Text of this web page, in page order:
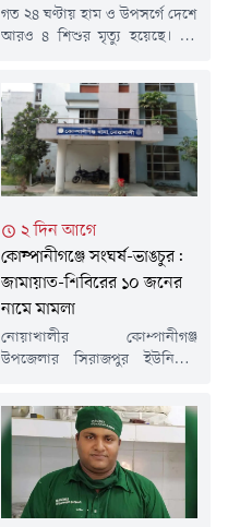
গত ২৪ ঘণ্টায় হাম ও উপসর্গে দেশে
আরও ৪ শিশুর মৃত্যু হয়েছে। এই
ঢাকায়।এ নিয়ে গত ১৫ মার্চ থেকে
এখন পর্যন্ত সারা দেশে হামের
উপসর্গ নিয়ে ৭৬৯ শিশুর মৃত্যু
হয়েছে। আর নিশ্চিত হামে মারা
গেছে ৯৮ জন শিশু।শনিবার (৮
আগস্ট) দুপুরের পর স্বাস্থ্য
হালনাগাদ...
২ দিন আগে
কোম্পানীগঞ্জে সংঘর্ষ-ভাঙচুর:
জামায়াত-শিবিরের ১০ জনের
নামে মামলা
নোয়াখালীর কোম্পানীগঞ্জ
উপজেলার সিরাজপুর ইউনিয়নে
মধ্যে সংঘর্ষ এবং স্থানীয় বিএনপি
কার্যালয়ে ভাঙচুরের ঘটনায়
জামায়াত-শিবিরের ১০ নেতাকর্মীর
নাম উল্লেখ করে অজ্ঞাত আরও ৩০
থেকে ৪০ জনকে আসামি করে
মামলা দায়ের করা হয়েছে।শুক্রবার